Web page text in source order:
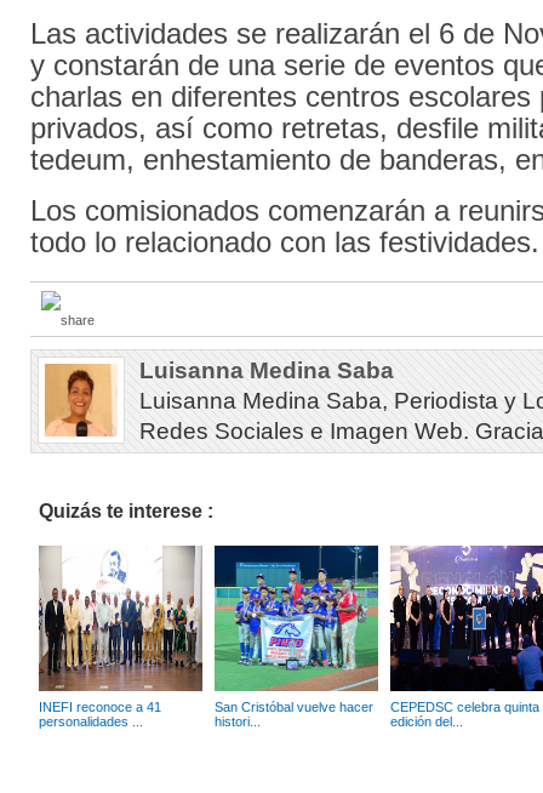
Las actividades se realizarán el 6 de
y constarán de una serie de eventos
charlas en diferentes centros escolares
privados, así como retretas, desfile
tedeum, enhestamiento de banderas,
Los comisionados comenzarán a
todo lo relacionado con las festividades.
Luisanna Medina Saba
Luisanna Medina Saba, Periodista y
Redes Sociales e Imagen Web.
Quizás te interese :
INEFI reconoce a 41
personalidades ...
San Cristóbal vuelve hacer
histori...
CEPEDSC celebra quinta
edición del...